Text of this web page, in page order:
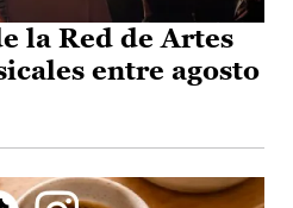
la Red de Artes
entre agosto